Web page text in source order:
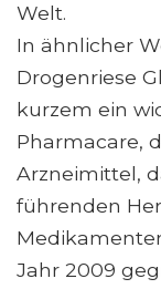
Welt.
In ähnlicher
Drogenriese
kurzem ein
Pharmacare,
Arzneimittel,
führenden
Jahr 2009